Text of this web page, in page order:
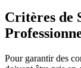
Critères de
Pour garantir des